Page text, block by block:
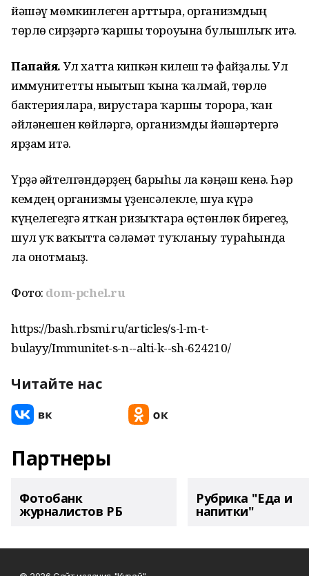
йәшәү мөмкинлеген арттыра, организмдың
төрлө сирҙәргә ҡаршы тороуына булышлыҡ итә.
Папайя.Ул хатта кипкән килеш тә файҙалы. Ул
иммунитетты нығытып ҡына ҡалмай, төрлө
бактерияларға, вирустарға ҡаршы торорға, ҡан
әйләнешен көйләргә, организмды йәшәртергә
ярҙам итә.
Үрҙә әйтелгәндәрҙең барыһы ла кәңәш кенә. Һәр
кемдең организмы үҙенсәлекле, шуға күрә
күңелегеҙгә ятҡан ризыҡтарға өҫтөнлөк бирегеҙ,
шул уҡ ваҡытта сәләмәт туҡланыу тураһында
ла онотмағыҙ.
Фото: dom-pchel.ru
https://bash.rbsmi.ru/articles/s-l-m-t-
bulayy/Immunitet-s-n--alti-k--sh-624210/
Читайте нас
Партнеры
Фотобанк
журналистов РБ
Рубрика "Еда и
напитки"